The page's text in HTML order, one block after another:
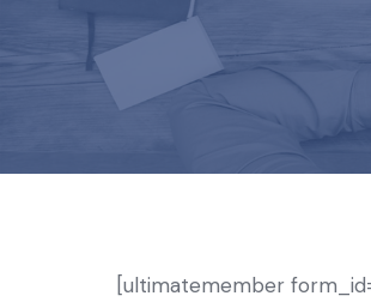
[ultimatemember